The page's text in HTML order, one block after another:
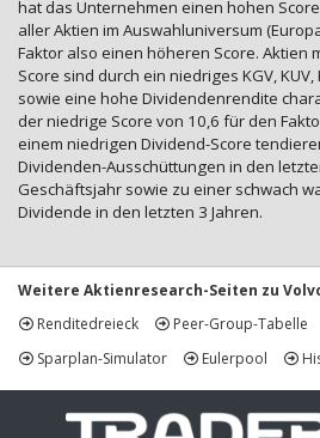
hat das Unternehmen einen hohen
aller Aktien im Auswahluniversum
Faktor also einen höheren Score. Aktien
Score sind durch ein niedriges KGV, KUV,
sowie eine hohe Dividendenrendite
der niedrige Score von 10,6 für den
einem niedrigen Dividend-Score
Dividenden-Ausschüttungen in den
Geschäftsjahr sowie zu einer schwach
Dividende in den letzten 3 Jahren.
Weitere Aktienresearch-Seiten zu
Renditedreieck
Peer-Group-Tabelle
Sparplan-Simulator
Eulerpool